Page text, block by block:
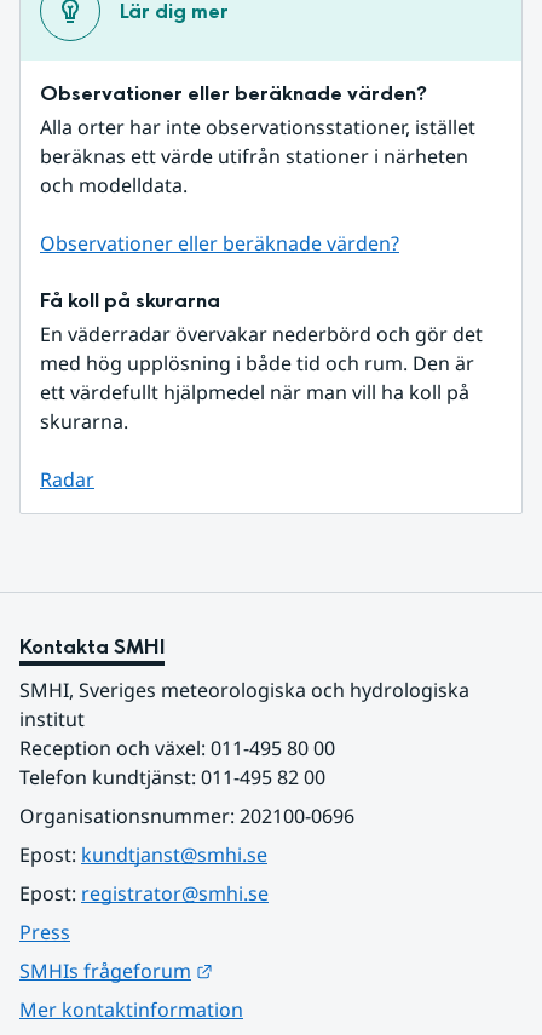
Lär dig mer
Observationer eller beräknade värden?
Alla orter har inte observationsstationer, istället
beräknas ett värde utifrån stationer i närheten
och modelldata.
Observationer eller beräknade värden?
Få koll på skurarna
En väderradar övervakar nederbörd och gör det
med hög upplösning i både tid och rum. Den är
ett värdefullt hjälpmedel när man vill ha koll på
skurarna.
Radar
Kontakta SMHI
SMHI, Sveriges meteorologiska och hydrologiska
institut
Reception och växel: 011-495 80 00
Telefon kundtjänst: 011-495 82 00
Organisationsnummer: 202100-0696
Epost: kundtjanst@smhi.se
Epost: registrator@smhi.se
Press
SMHIs frågeforum
Mer kontaktinformation